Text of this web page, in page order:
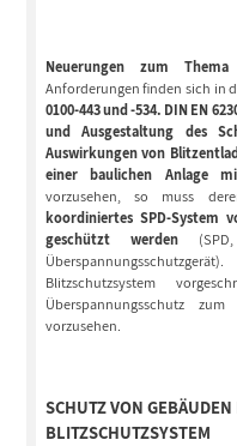
Neuerungen zum Thema
Anforderungen finden sich in
0100-443 und -534. DIN EN
und Ausgestaltung des
Auswirkungen von
einer baulichen Anlage
vorzusehen, so muss
koordiniertes SPD-System
geschützt werden
Blitzschutzsystem
Überspannungsschutz
vorzusehen.
SCHUTZ VON GEBÄUDEN
LITZSCHUTZSYSTEM